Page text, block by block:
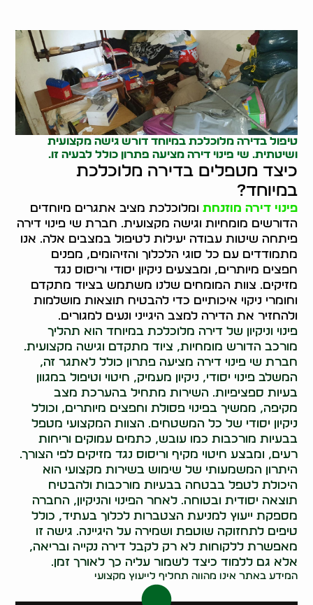
טיפול בדירה מלוכלכת במיוחד דורש גישה מקצועית
ושיטתית. שי פינוי דירה מציעה פתרון כולל לבעיה זו.
כיצד מטפלים בדירה מלוכלכת
במיוחד?
פינוי דירה מוזנחת ומלוכלכת מציב אתגרים מיוחדים
הדורשים מומחיות וגישה מקצועית. חברת שי פינוי דירה
פיתחה שיטות עבודה יעילות לטיפול במצבים אלה. אנו
מתמודדים עם כל סוגי הלכלוך והזיהומים, מפנים
חפצים מיותרים, ומבצעים ניקיון יסודי וריסוס נגד
מזיקים. צוות המומחים שלנו משתמש בציוד מתקדם
וחומרי ניקוי איכותיים כדי להבטיח תוצאות מושלמות
ולהחזיר את הדירה למצב היגייני ונעים למגורים.
פינוי וניקיון של דירה מלוכלכת במיוחד הוא תהליך
מורכב הדורש מומחיות, ציוד מתקדם וגישה מקצועית.
חברת שי פינוי דירה מציעה פתרון כולל לאתגר זה,
המשלב פינוי יסודי, ניקיון מעמיק, חיטוי וטיפול במגוון
בעיות ספציפיות. השירות מתחיל בהערכת מצב
מקיפה, ממשיך בפינוי פסולת וחפצים מיותרים, וכולל
ניקיון יסודי של כל המשטחים. הצוות המקצועי מטפל
בבעיות מורכבות כמו עובש, כתמים עמוקים וריחות
רעים, ומבצע חיטוי מקיף וריסוס נגד מזיקים לפי הצורך.
היתרון המשמעותי של שימוש בשירות מקצועי הוא
היכולת לטפל בבטחה בבעיות מורכבות ולהבטיח
תוצאה יסודית ובטוחה. לאחר הפינוי והניקיון, החברה
מספקת ייעוץ למניעת הצטברות לכלוך בעתיד, כולל
טיפים לתחזוקה שוטפת ושמירה על היגיינה. גישה זו
מאפשרת ללקוחות לא רק לקבל דירה נקייה ובריאה,
אלא גם ללמוד כיצד לשמור עליה כך לאורך זמן.
המידע באתר אינו מהווה תחליף לייעוץ מקצועי